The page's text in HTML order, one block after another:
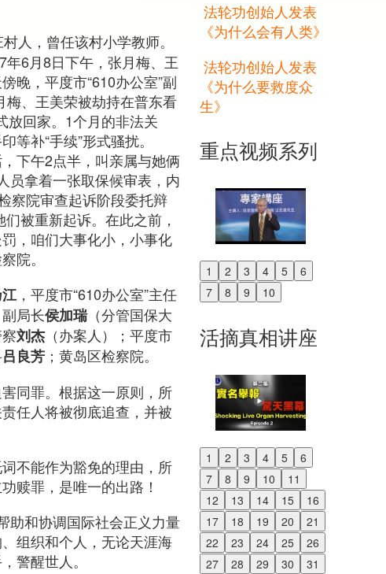
人，曾任该村小学教师。
6月8日下午，张月梅、王
晚，平度市“610办公室”副
、王美荣被劫持在普东看
放回家。1个月的非法关
补“手续”形式骚扰。
下午2点半，叫亲属与她俩
员拿着一张取保候审表，内
察院审查起诉阶段委托辩
被重新起诉。在此之前，
，咱们大事化小，小事化
院。
，平度市“610办公室”主任
副局长侯加瑞（分管国保大
刘杰 （办案人）；平度市
吕良芳 ；黄岛区检察院。
同罪。根据这一原则，所
任人将被彻底追查，并被
不能作为豁免的理由，所
赎罪，是唯一的出路！
助和协调国际社会正义力量
组织和个人，无论天涯海
警醒世人。
法轮功创始人发表
《为什么会有人类》
法轮功创始人发表
《为什么要救度众
生》
重点视频系列
1 2 3 4 5
6
7
8 9 10
Previous
Next
活摘真相讲座
1 2 3 4 5
6
7
8 9 10
11
12
13 14 15
16
17
18 19 20
21
22
23 24 25
26
27
28 29 30
31
Previous
Next